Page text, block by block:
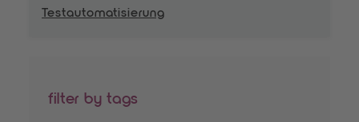
Testautomatisierung
filter by tags